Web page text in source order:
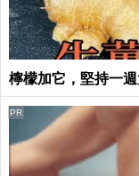
檸檬加它，堅持一
PR